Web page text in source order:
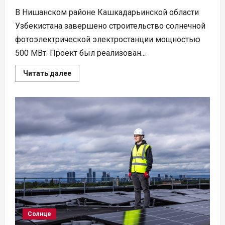
В Нишанском районе Кашкадарьинской области
Узбекистана завершено строительство солнечной
фотоэлектрической электростанции мощностью
500 МВт. Проект был реализован...
Читать далееПрочитать
больше
завершено
строительство
СЭС
мощностью
500
МВт
Солнце